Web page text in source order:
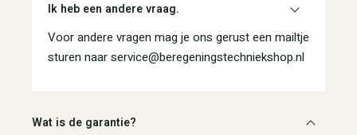
Ik heb een andere vraag.
Voor andere vragen mag je ons gerust een mailtje
sturen naar service@beregeningstechniekshop.nl
Wat is de garantie?